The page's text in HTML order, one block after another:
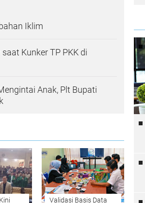
Iklim
Kunker TP PKK di
Anak, Plt Bupati
Validasi Basis Data